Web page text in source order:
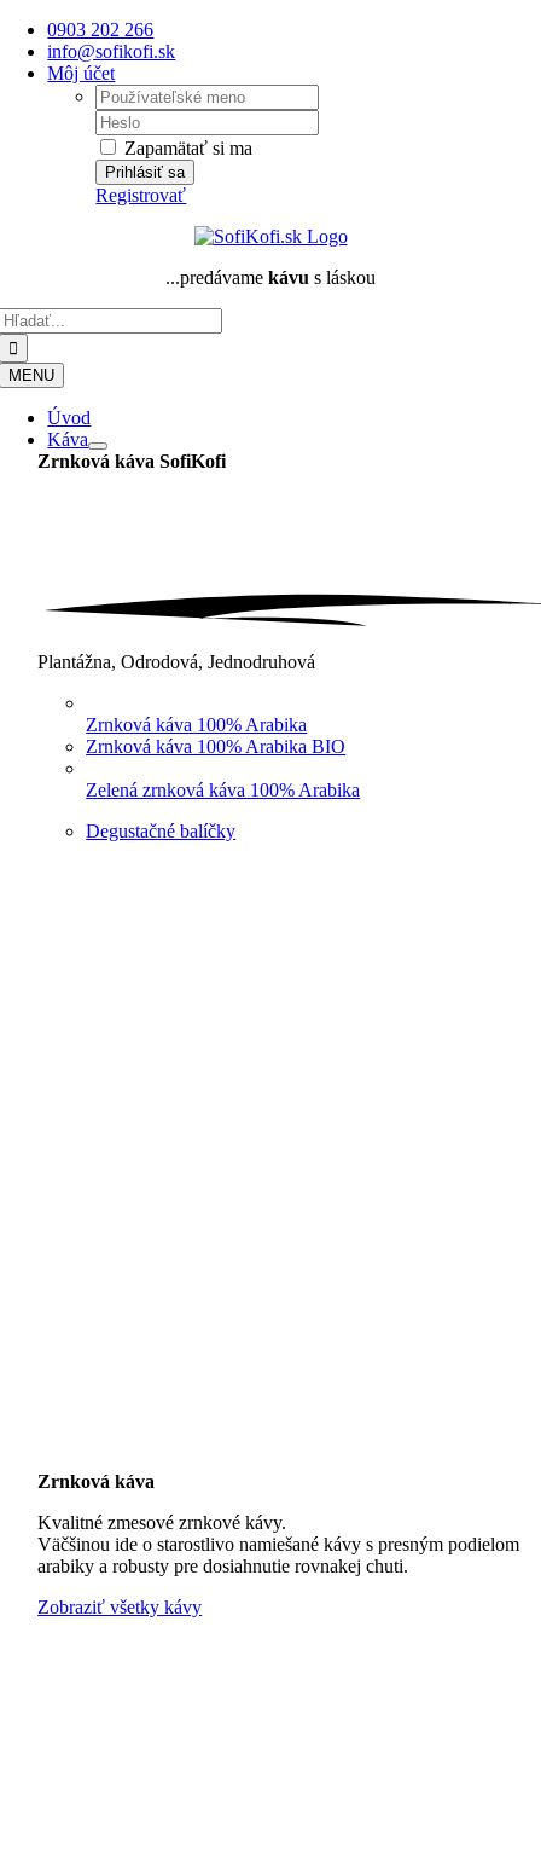
Skip
content
0903 202 266
info@sofikofi.sk
Môj účet
Username:
Password:
Zapamätať si ma
Registrovať
...predávame kávu s láskou
MENU
Úvod
Káva
Zrnková káva SofiKofi
Plantážna, Odrodová, Jednodruhová
Zrnková káva 100% Arabika
Zrnková káva 100% Arabika BIO
Zelená zrnková káva 100% Arabika
Degustačné balíčky
Zrnková káva
Kvalitné zmesové zrnkové kávy.
Väčšinou ide o starostlivo namiešané kávy s presným podielom
arabiky a robusty pre dosiahnutie rovnakej chuti.
Zobraziť všetky kávy